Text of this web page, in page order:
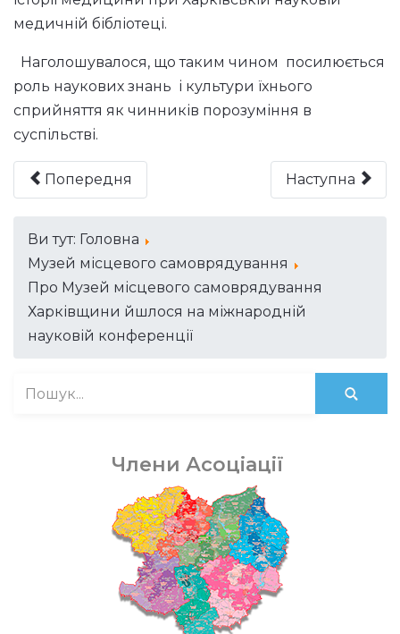
медичній бібліотеці.
Наголошувалося, що таким чином посилюється
роль наукових знань і культури їхнього
сприйняття як чинників порозуміння в
суспільстві.
Попередня Наступна
Ви тут: Головна
Музей місцевого самоврядування
Про Музей місцевого самоврядування
Харківщини йшлося на міжнародній
науковій конференції
Члени Асоціації